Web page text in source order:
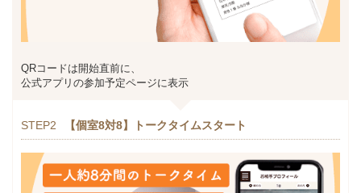
QRコードは開始直前に、
公式アプリの参加予定ページに表示
STEP2 【個室8対8】トークタイムスタート